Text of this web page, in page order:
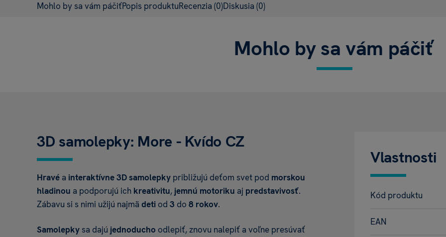
Mohlo by sa vám páčiťPopis produktuRecenzia (0)Diskusia (0)
Mohlo by sa vám páčiť
3D samolepky: More - Kvído CZ
Hravé a interaktívne 3D samolepky približujú deťom svet pod morskou
hladinou a podporujú ich kreativitu, jemnú motoriku aj predstavivosť.
Zábavu si s nimi užijú najmä deti od 3 do 8 rokov.
Samolepky sa dajú jednoducho odlepiť, znovu nalepiť a voľne presúvať
Vlastnosti
Kód produktu
EAN